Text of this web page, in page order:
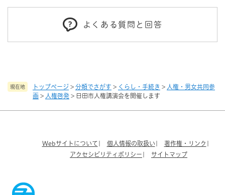
現在地 トップページ > 分類でさがす > くらし・手続き > 人権・男女共同参
画 > 人権啓発 > 日田市人権講演会を開催します
よくある質問と回答
Webサイトについて 個人情報の取扱い
著作権・リンク
アクセシビリティポリシー
サイトマップ